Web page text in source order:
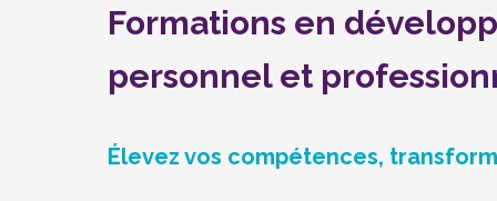
Formations en
personnel et
Élevez vos compétences,